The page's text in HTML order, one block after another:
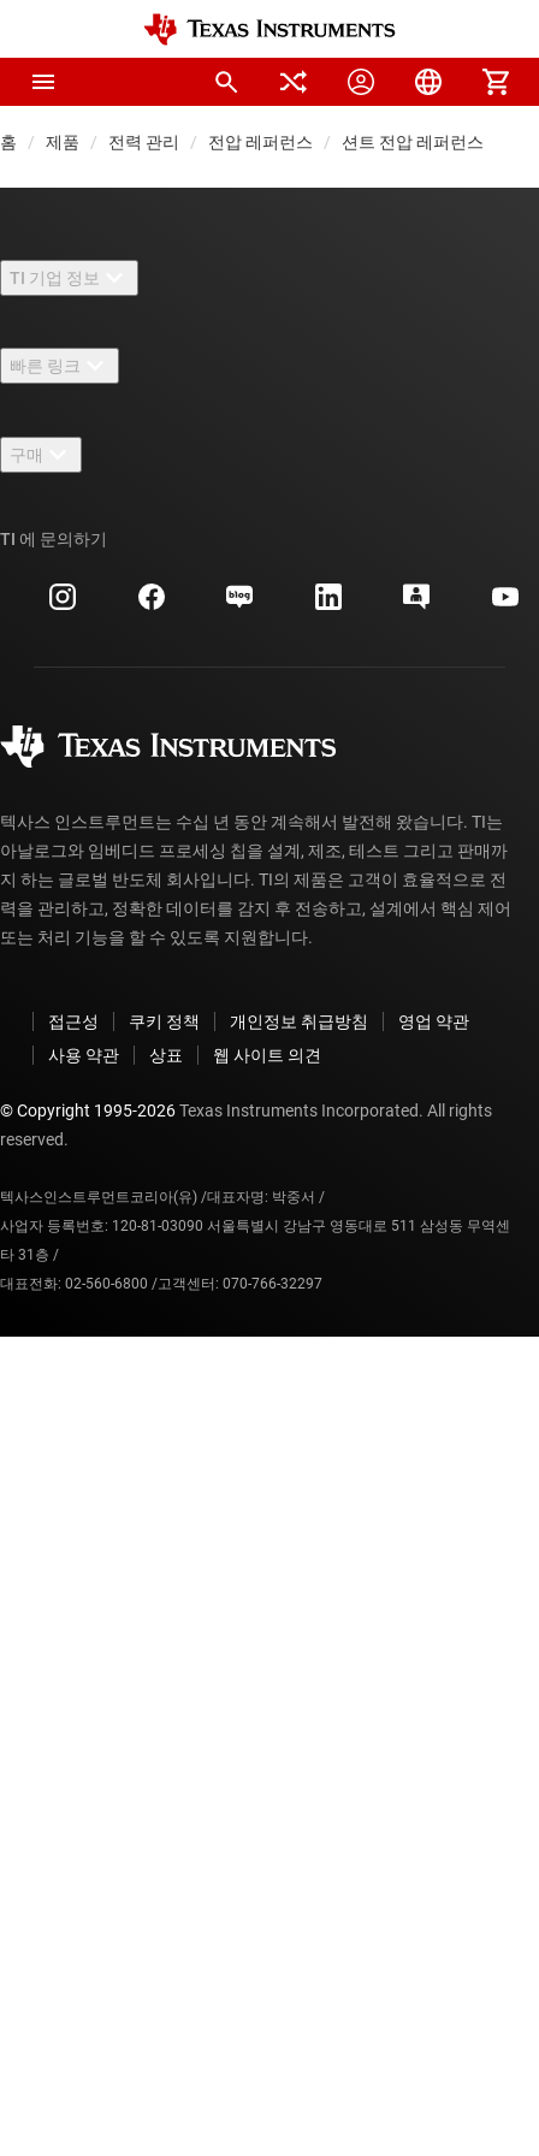
홈 제품 전력 관리 전압 레퍼런스 션트 전압 레퍼런스
TI 기업 정보
채용
뉴스룸
이벤트
투자 관계
빠른 링크
TI E2E™ 설계 지원 포럼
대체품 검색
고객 지원 센터
myTI 계정 FAQ
구매
주문 FAQ
TI 에 문의하기
텍사스 인스트루먼트는 수십 년 동안 계속해서 발전해 왔습니다. TI는
아날로그와 임베디드 프로세싱 칩을 설계, 제조, 테스트 그리고 판매까
지 하는 글로벌 반도체 회사입니다. TI의 제품은 고객이 효율적으로 전
력을 관리하고, 정확한 데이터를 감지 후 전송하고, 설계에서 핵심 제어
또는 처리 기능을 할 수 있도록 지원합니다.
접근성 쿠키 정책 개인정보 취급방침
영업 약관
사용 약관
상표 웹 사이트 의견
© Copyright 1995-2026Texas Instruments Incorporated. All rights
reserved.
텍사스인스트루먼트코리아(유) /대표자명: 박중서 /
사업자 등록번호: 120-81-03090 서울특별시 강남구 영동대로 511 삼성동 무역센
타 31층 /
대표전화: 02-560-6800 /고객센터: 070-766-32297